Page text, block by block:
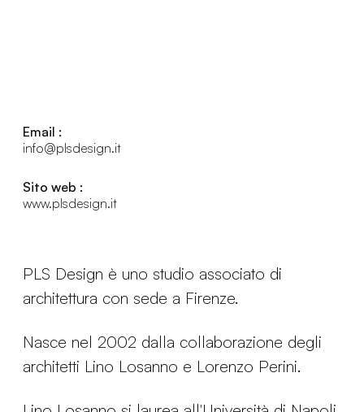
Email :
info@plsdesign.it
Sito web :
www.plsdesign.it
PLS Design è uno studio associato di
architettura con sede a Firenze.
Nasce nel 2002 dalla collaborazione degli
architetti Lino Losanno e Lorenzo Perini.